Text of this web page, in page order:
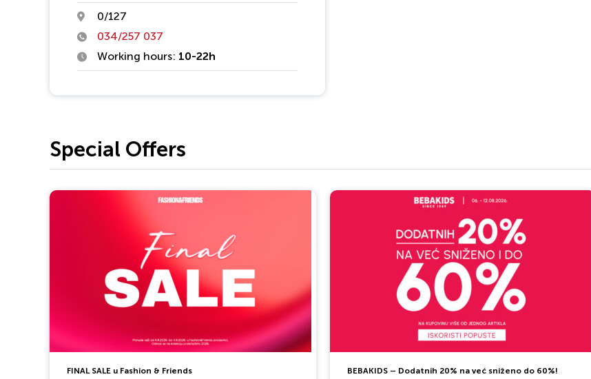
0/127
034/257 037
Working hours: 10-22h
Special Offers
FINAL SALE u Fashion & Friends
BEBAKIDS – Dodatnih 20% na već sniženo do 60%!